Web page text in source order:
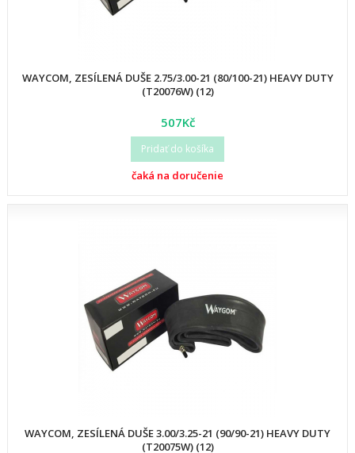
WAYCOM, ZESÍLENÁ DUŠE 2.75/3.00-21 (80/100-21) HEAVY DUTY
(T20076W) (12)
507Kč
Pridať do košíka
čaká na doručenie
WAYCOM, ZESÍLENÁ DUŠE 3.00/3.25-21 (90/90-21) HEAVY DUTY
(T20075W) (12)